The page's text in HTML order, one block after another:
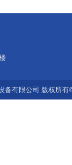
备有限公司 版权所